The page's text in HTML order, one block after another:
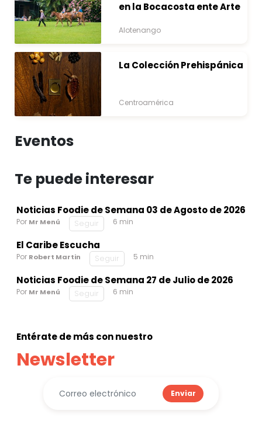
en la Bocacosta ente Arte
Alotenango
La Colección Prehispánica
Centroamérica
Eventos
Te puede interesar
Noticias Foodie de Semana 03 de Agosto de 2026
Por Mr Menú Seguir 6 min
El Caribe Escucha
Por Robert Martin Seguir 5 min
Noticias Foodie de Semana 27 de Julio de 2026
Por Mr Menú Seguir 6 min
Entérate de más con nuestro
Newsletter
Enviar